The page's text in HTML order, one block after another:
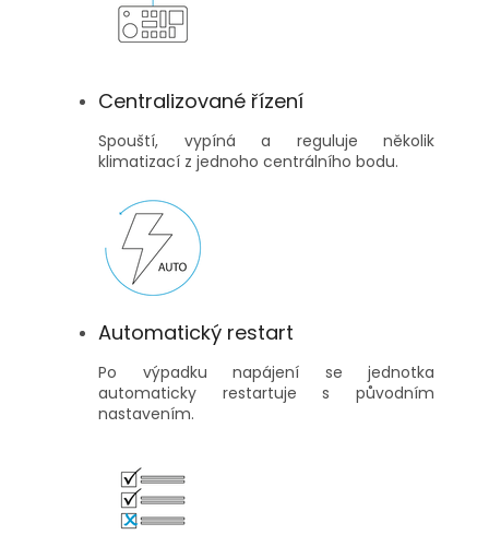
Centralizované řízení
Spouští, vypíná a reguluje několik
klimatizací z jednoho centrálního bodu.
Automatický restart
Po výpadku napájení se jednotka
automaticky restartuje s původním
nastavením.